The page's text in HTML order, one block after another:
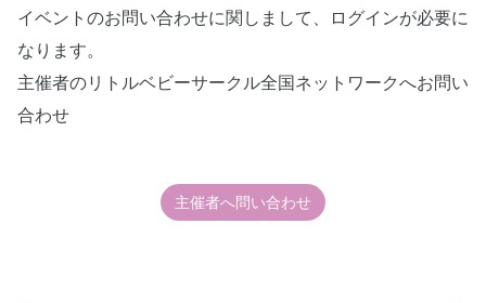
イベントのお問い合わせに関しまして、ログインが必要に
なります。
主催者のリトルベビーサークル全国ネットワークへお問い
合わせ
主催者へ問い合わせ